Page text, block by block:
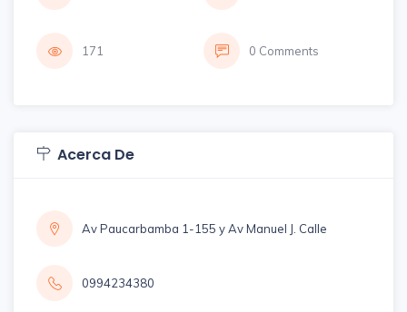
171 0 Comments
Acerca De
Av Paucarbamba 1-155 y Av Manuel J. Calle
0994234380